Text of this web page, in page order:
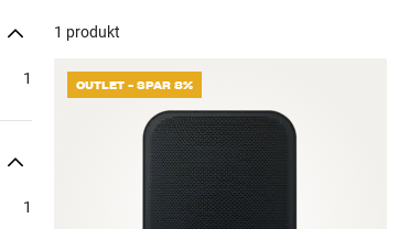
1
1
1 produkt
OUTLET - SPAR 8%